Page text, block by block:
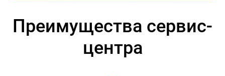
Преимущества сервис-
центра